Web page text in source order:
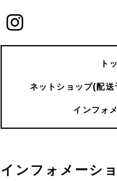
ト
ネットショップ(配送
インフォ
インフォメーシ